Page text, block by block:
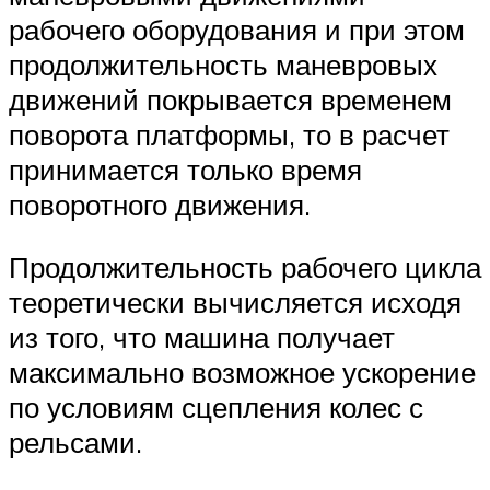
рабочего оборудования и при этом
продолжительность маневровых
движений покрывается временем
поворота платформы, то в расчет
принимается только время
поворотного движения.
Продолжительность рабочего цикла
теоретически вычисляется исходя
из того, что машина получает
максимально возможное ускорение
по условиям сцепления колес с
рельсами.